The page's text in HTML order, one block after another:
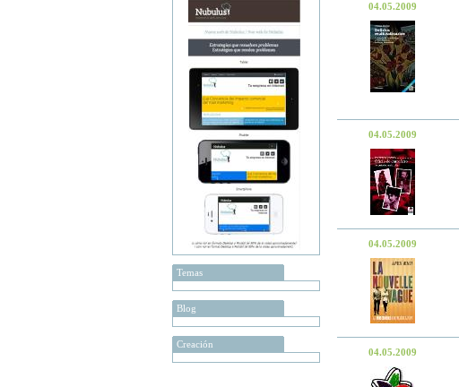
Temas
Blog
Creación
04.05.2009
04.05.2009
04.05.2009
04.05.2009